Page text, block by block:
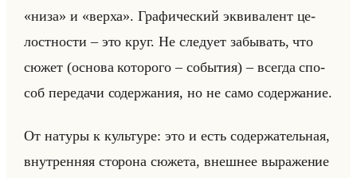
«низа» и «верха». Гра­фи­че­ский эк­ви­ва­лент це­
лост­но­сти – это круг. Не сле­ду­ет за­бы­вать, что
сюжет (ос­но­ва ко­то­ро­го – со­бы­тия) – все­гда спо­
соб пе­ре­да­чи со­дер­жа­ния, но не само со­дер­жа­ние.
От на­ту­ры к культу­ре: это и есть со­дер­жа­тельная,
внут­рен­няя сто­ро­на сю­же­та, внеш­нее вы­ра­же­ние